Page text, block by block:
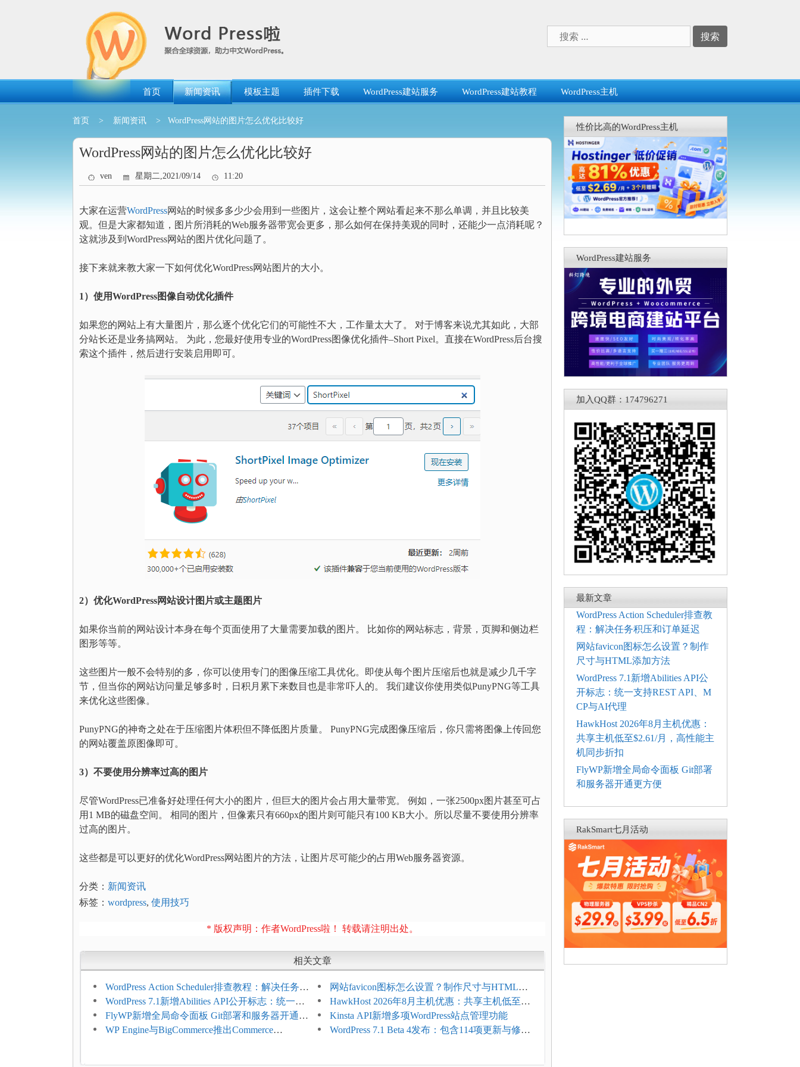
索：
首页 新闻资讯 模板主题 插件下载 WordPress建站服务 WordPress建站教程 WordPress主机
首页 > 新闻资讯 > WordPress网站的图片怎么优化比较好
WordPress网站的图片怎么优化比较好
ven 星期二,2021/09/14 11:20
大家在运营WordPress网站的时候多多少少会用到一些图片，这会让整个网站看起来不那么单调，并且比较美
观。但是大家都知道，图片所消耗的Web服务器带宽会更多，那么如何在保持美观的同时，还能少一点消耗呢？
这就涉及到WordPress网站的图片优化问题了。
接下来就来教大家一下如何优化WordPress网站图片的大小。
1）使用WordPress图像自动优化插件
如果您的网站上有大量图片，那么逐个优化它们的可能性不大，工作量太大了。 对于博客来说尤其如此，大部
分站长还是业务搞网站。 为此，您最好使用专业的WordPress图像优化插件–Short Pixel。直接在WordPress后台搜
索这个插件，然后进行安装启用即可。
2）优化WordPress网站设计图片或主题图片
如果你当前的网站设计本身在每个页面使用了大量需要加载的图片。 比如你的网站标志，背景，页脚和侧边栏
图形等等。
这些图片一般不会特别的多，你可以使用专门的图像压缩工具优化。即使从每个图片压缩后也就是减少几千字
节，但当你的网站访问量足够多时，日积月累下来数目也是非常吓人的。 我们建议你使用类似PunyPNG等工具
来优化这些图像。
PunyPNG的神奇之处在于压缩图片体积但不降低图片质量。 PunyPNG完成图像压缩后，你只需将图像上传回您
的网站覆盖原图像即可。
3）不要使用分辨率过高的图片
尽管WordPress已准备好处理任何大小的图片，但巨大的图片会占用大量带宽。 例如，一张2500px图片甚至可占
用1 MB的磁盘空间。 相同的图片，但像素只有660px的图片则可能只有100 KB大小。所以尽量不要使用分辨率
过高的图片。
这些都是可以更好的优化WordPress网站图片的方法，让图片尽可能少的占用Web服务器资源。
分类： 新闻资讯
标签： wordpress, 使用技巧
* 版权声明：作者WordPress啦！ 转载请注明出处。
相关文章
WordPress Action Scheduler排查教程：解决任务积
压和订单延迟
网站favicon图标怎么设置？制作尺寸与HTML添
加方法
WordPress 7.1新增Abilities API公开标志：统一支
持REST API、MCP与AI代理
HawkHost 2026年8月主机优惠：共享主机低至
$2.61/月，高性能主机同步折扣
FlyWP新增全局命令面板 Git部署和服务器开通更
方便
Kinsta API新增多项WordPress站点管理功能
WP Engine与BigCommerce推出Commerce
WordPress 7.1 Beta 4发布：包含114项更新与修
性价比高的WordPress主机
WordPress建站服务
加入QQ群：174796271
最新文章
WordPress Action Scheduler排查教
程：解决任务积压和订单延迟
网站favicon图标怎么设置？制作
尺寸与HTML添加方法
WordPress 7.1新增Abilities API公
开标志：统一支持REST API、M
CP与AI代理
HawkHost 2026年8月主机优惠：
共享主机低至$2.61/月，高性能主
机同步折扣
FlyWP新增全局命令面板 Git部署
和服务器开通更方便
RakSmart七月活动